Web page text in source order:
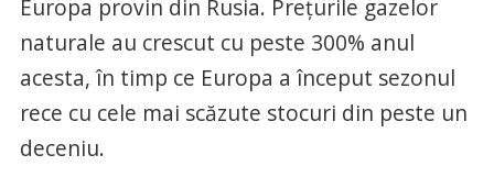
Europa provin din Rusia. Preţurile gazelor
naturale au crescut cu peste 300% anul
acesta, în timp ce Europa a început sezonul
rece cu cele mai scăzute stocuri din peste un
deceniu.